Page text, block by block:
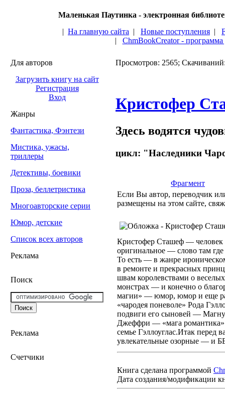
Маленькая Паутинка - электронная
| На главную сайта | Новые поступления |
| ChmBookCreator -
Для авторов
Загрузить книгу на сайт
Регистрация
Вход
Жанры
Фантастика, Фэнтези
Мистика, ужасы,
триллеры
Детективы, боевики
Проза, беллетристика
Многоавторские серии
Юмор, детские
Список всех авторов
Реклама
Поиск
Реклама
Счетчики
Просмотров: 2565;
Кристофер
Здесь водятся
цикл: "Наследники
Фрагмент
Если Вы автор, переводчик
размещены на этом сайте,
Кристофер Сташеф — человек
оригинальное — слово там
То есть — в жанре
в ремонте и прекрасных
швам королевствами о
монстрах — и конечно о
магии» — юмор, юмор и еще
«чародея поневоле» Рода
подвиги его сыновей —
Джеффри — «мага
семье Гэллоуглас.Итак
увлекательные озорные
Книга сделана программой
Дата создания/модификации